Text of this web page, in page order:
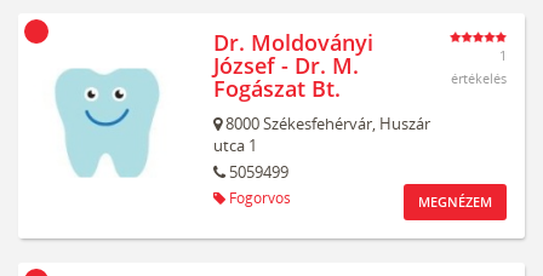
Dr. Moldoványi
József - Dr. M.
Fogászat Bt.
8000Székesfehérvár, Huszár
utca 1
5059499
Fogorvos
1
értékelés
MEGNÉZEM